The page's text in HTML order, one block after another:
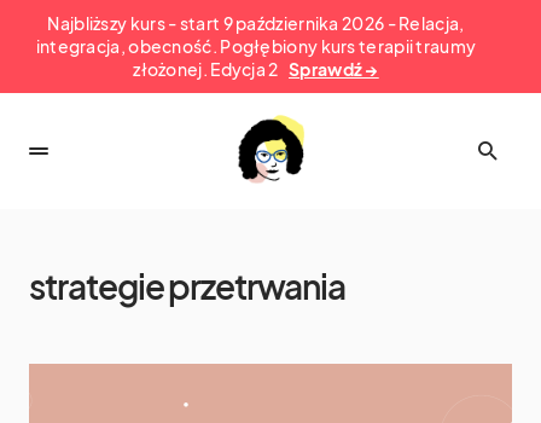
Najbliższy kurs - start 9 października 2026 - Relacja,
integracja, obecność. Pogłębiony kurs terapii traumy
złożonej. Edycja 2 Sprawdź →
strategie przetrwania